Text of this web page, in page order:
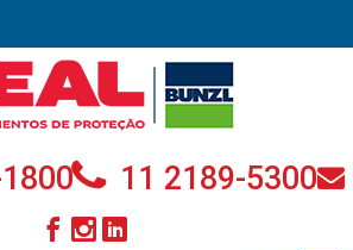
11 2189-5300